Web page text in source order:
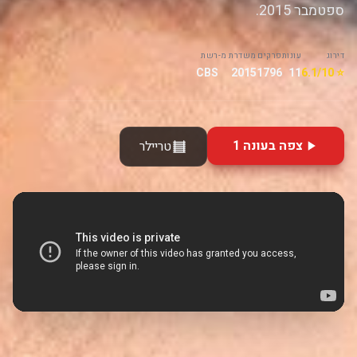
ספטמבר 2015.
דירוג
⭐ 6.1/10
עונות
11
פרקים
1796
משדרת מ-
2015
רשת
CBS
צפה בעונה 1 טריילר